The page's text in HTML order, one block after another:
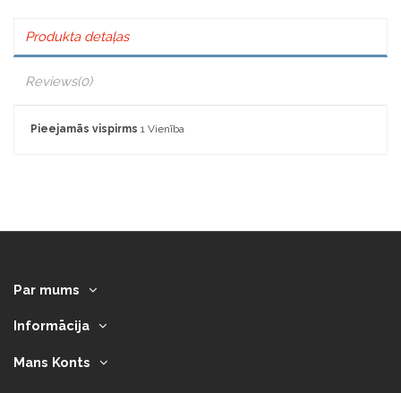
Produkta detaļas
Reviews(0)
Pieejamās vispirms 1 Vienība
Par mums
Informācija
Mans Konts